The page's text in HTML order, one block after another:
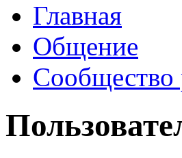
Главная
Общение
Сообщество